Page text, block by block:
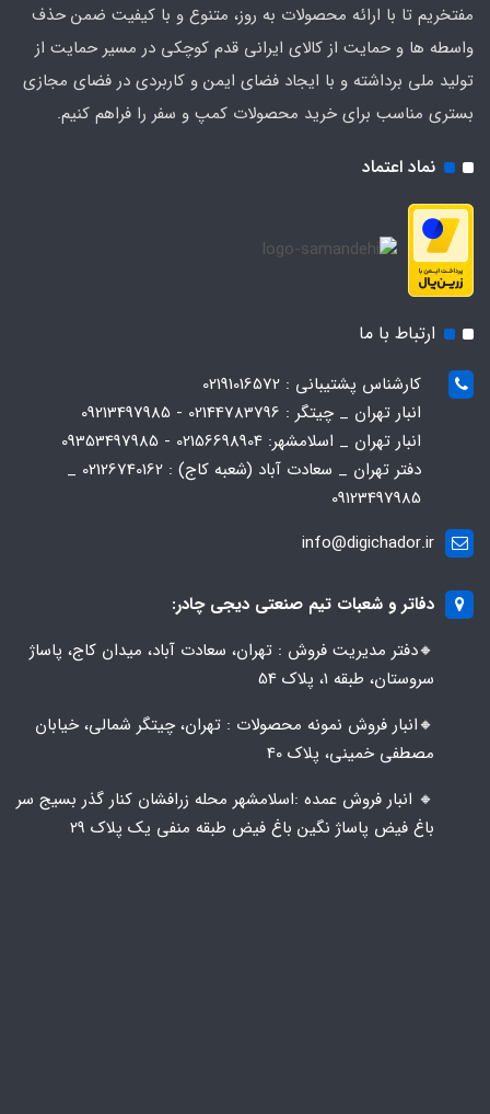
نماد اعتماد
مفتخریم تا با ارائه محصولات به روز، متنوع و با کیفیت ضمن حذف
واسطه ها و حمایت از کالای ایرانی قدم کوچکی در مسیر حمایت از
تولید ملی برداشته و با ایجاد فضای ایمن و کاربردی در فضای مجازی
بستری مناسب برای خرید محصولات کمپ و سفر را فراهم کنیم.
ارتباط با ما
کارشناس پشتیبانی : 02191016572
انبار تهران _ چیتگر : 02144783796 - 09213497985
انبار تهران _ اسلامشهر: 02156698904 - 09353497985
دفتر تهران _ سعادت آباد (شعبه کاج) : 02126740162 _
09123497985
info@digichador.ir
دفاتر و شعبات تیم صنعتی دیجی چادر:
🔸️​​دفتر مدیریت فروش : تهران، سعادت آباد، میدان کاج، پاساژ
سروستان، طبقه 1، پلاک 54
🔸️​​انبار فروش نمونه محصولات : تهران، چیتگر شمالی، خیابان
مصطفی خمینی، پلاک 40
🔸️ انبار فروش عمده :اسلامشهر محله زرافشان کنار گذر بسیج سر
باغ فیض پاساژ نگین باغ فیض طبقه منفی یک پلاک ۲۹